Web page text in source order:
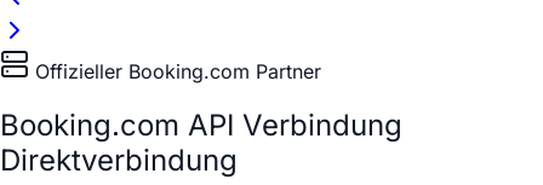
Offizieller Booking.com Partner
Booking.com API Verbindung
Direktverbindung